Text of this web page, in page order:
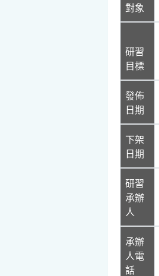
對象
研習
目標
發佈
日期
下架
日期
研習
承辦
人
承辦
人電
話